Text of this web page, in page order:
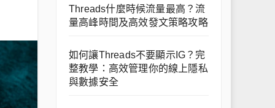
Threads什麼時候流量最高？流
量高峰時間及高效發文策略攻略
如何讓Threads不要顯示IG？完
整教學：高效管理你的線上隱私
與數據安全